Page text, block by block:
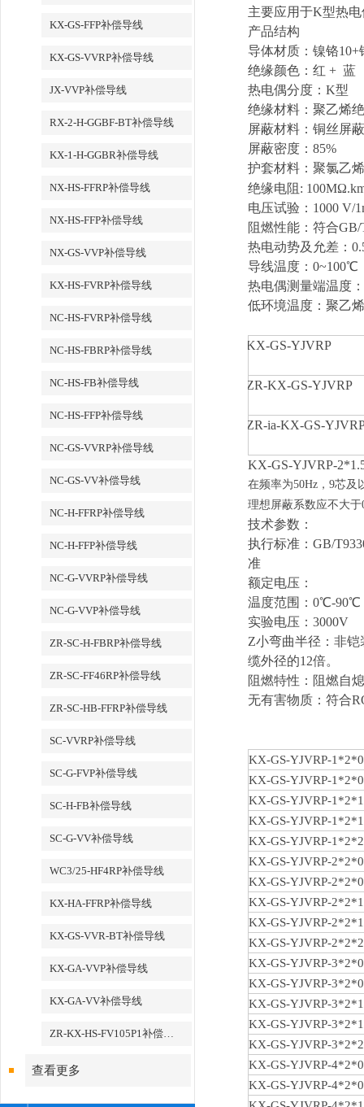
KX-GS-FFP补偿导线
KX-GS-VVRP补偿导线
JX-VVP补偿导线
RX-2-H-GGBF-BT补偿导线
KX-1-H-GGBR补偿导线
NX-HS-FFRP补偿导线
NX-HS-FFP补偿导线
NX-GS-VVP补偿导线
KX-HS-FVRP补偿导线
NC-HS-FVRP补偿导线
NC-HS-FBRP补偿导线
NC-HS-FB补偿导线
NC-HS-FFP补偿导线
NC-GS-VVRP补偿导线
NC-GS-VV补偿导线
NC-H-FFRP补偿导线
NC-H-FFP补偿导线
NC-G-VVRP补偿导线
NC-G-VVP补偿导线
ZR-SC-H-FBRP补偿导线
ZR-SC-FF46RP补偿导线
ZR-SC-HB-FFRP补偿导线
SC-VVRP补偿导线
SC-G-FVP补偿导线
SC-H-FB补偿导线
SC-G-VV补偿导线
WC3/25-HF4RP补偿导线
KX-HA-FFRP补偿导线
KX-GS-VVR-BT补偿导线
KX-GA-VVP补偿导线
KX-GA-VV补偿导线
ZR-KX-HS-FV105P1补偿导线
查看更多
主要应用于K型热
产品结构
导体材质 ： 镍铬10+
绝缘颜色： 红 + 蓝
热电偶分度： K型
绝缘材料：聚乙烯
屏蔽材料： 铜丝屏蔽
屏蔽密度：85%
护套材料：聚氯乙烯
绝缘电阻 : 100M
电压试验 ： 1000 V/
阻燃性能：符合GB/
热电动势及允差：
导线温度： 0~100℃
热电偶测量端温度：
低环境温度：聚乙烯
KX-GS-YJVRP
ZR-KX-GS-YJVRP
ZR-ia-KX-GS-
KX-GS-YJVRP-
在频率为50Hz ， 9芯及
理想屏蔽系数应不大于
技术参数：
执行标准： GB/
准
额定电压 ：
温度范围 ： 0℃-90℃
实验电压 ： 3000V
Z小弯曲半径：非铠
缆外径的12倍。
阻燃特性：阻燃自
无有害物质 ：符合
KX-GS-YJVRP-
KX-GS-YJVRP-
KX-GS-YJVRP-
KX-GS-YJVRP-
KX-GS-YJVRP-
KX-GS-YJVRP-
KX-GS-YJVRP-
KX-GS-YJVRP-
KX-GS-YJVRP-
KX-GS-YJVRP-
KX-GS-YJVRP-
KX-GS-YJVRP-
KX-GS-YJVRP-
KX-GS-YJVRP-
KX-GS-YJVRP-
KX-GS-YJVRP-
KX-GS-YJVRP-